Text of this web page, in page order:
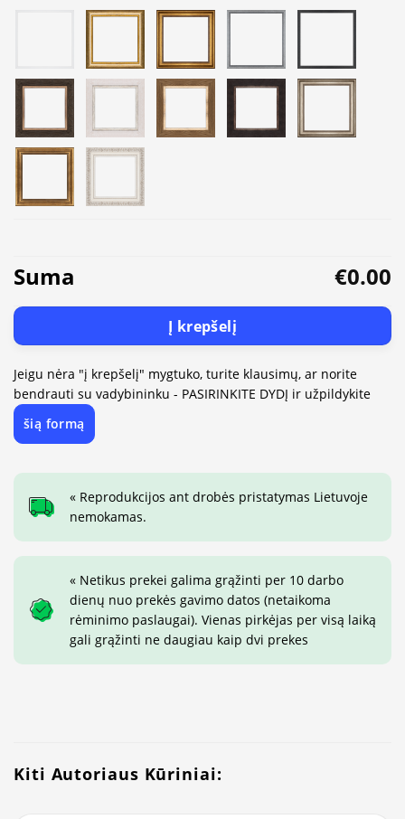
Suma €0.00
Į krepšelį
Jeigu nėra "į krepšelį" mygtuko, turite klausimų, ar norite
bendrauti su vadybininku - PASIRINKITE DYDĮ ir užpildykite
šią formą
« Reprodukcijos ant drobės pristatymas Lietuvoje
nemokamas.
« Netikus prekei galima grąžinti per 10 darbo
dienų nuo prekės gavimo datos (netaikoma
rėminimo paslaugai). Vienas pirkėjas per visą laiką
gali grąžinti ne daugiau kaip dvi prekes
Kiti Autoriaus Kūriniai: